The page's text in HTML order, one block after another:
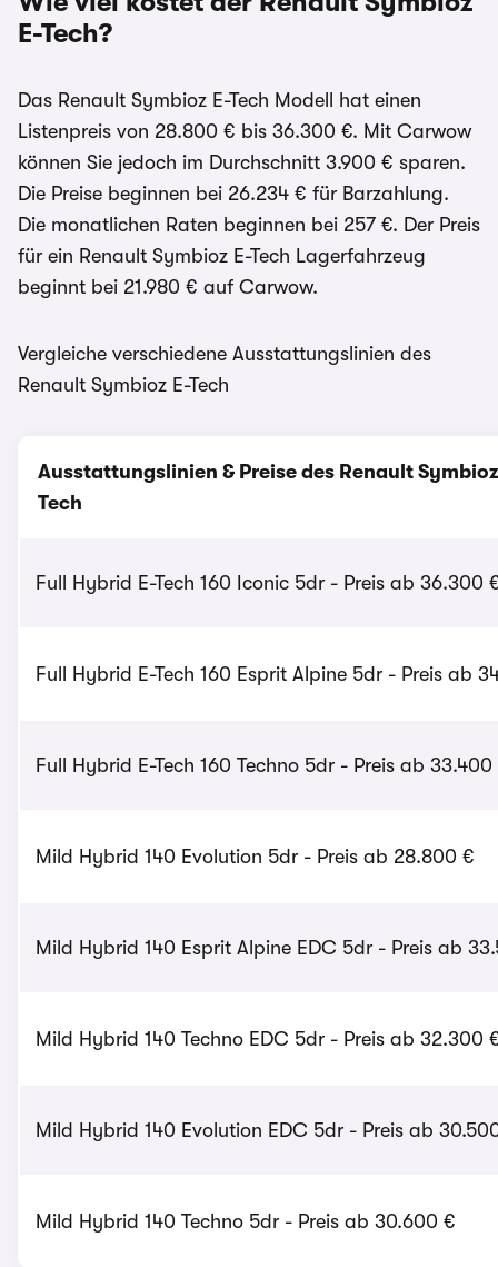
E-Tech?
Das Renault Symbioz E-Tech Modell hat einen
Listenpreis von 28.800 € bis 36.300 €. Mit Carwow
können Sie jedoch im Durchschnitt 3.900 € sparen.
Die Preise beginnen bei 26.234 € für Barzahlung.
Die monatlichen Raten beginnen bei 257 €. Der Preis
für ein Renault Symbioz E-Tech Lagerfahrzeug
beginnt bei 21.980 € auf Carwow.
Vergleiche verschiedene Ausstattungslinien des
Renault Symbioz E-Tech
Ausstattungslinien & Preise des Renault
Tech
Full Hybrid E-Tech 160 Iconic 5dr - Preis ab 36.300
Full Hybrid E-Tech 160 Esprit Alpine 5dr - Preis ab
Full Hybrid E-Tech 160 Techno 5dr - Preis ab 33.400
Mild Hybrid 140 Evolution 5dr - Preis ab 28.800 €
Mild Hybrid 140 Esprit Alpine EDC 5dr - Preis ab
Mild Hybrid 140 Techno EDC 5dr - Preis ab 32.300
Mild Hybrid 140 Evolution EDC 5dr - Preis ab
Mild Hybrid 140 Techno 5dr - Preis ab 30.600 €